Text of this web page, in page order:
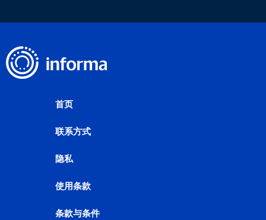
首页
联系方式
隐私
使用条款
条款与条件